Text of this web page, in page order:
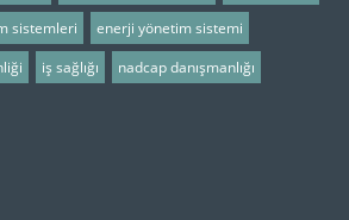
sistemleri
enerji yönetim sistemi
iş sağlığı
nadcap danışmanlığı